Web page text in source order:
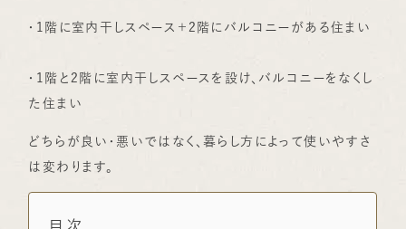
・1階に室内干しスペース＋2階にバルコニーがある住まい
・1階と2階に室内干しスペースを設け、バルコニーをなくし
た住まい
どちらが良い・悪いではなく、暮らし方によって使いやすさ
は変わります。
目次